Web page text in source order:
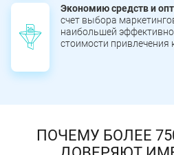
Экономию средств и
счет выбора
наибольшей
стоимости привлечения
ПОЧЕМУ БОЛЕЕ